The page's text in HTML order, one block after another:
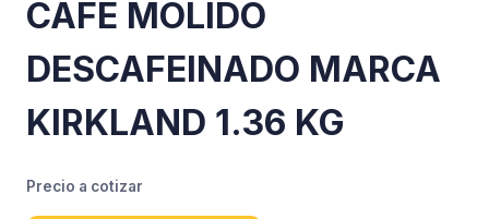
CAFÉ MOLIDO
DESCAFEINADO MARCA
KIRKLAND 1.36 KG
Precio a cotizar